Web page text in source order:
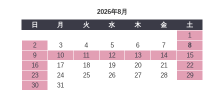
2026年8月
日
月 火 水 木 金
土
1
2
3 4 5 6 7
8
9
10 11 12 13 14
15
16
17 18 19 20 21
22
23
24 25 26 27 28
29
30
31